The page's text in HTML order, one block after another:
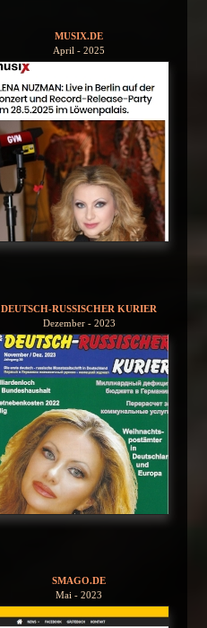
MUSIX.DE
April - 2025
DEUTSCH-RUSSISCHER KURIER
Dezember - 2023
SMAGO.DE
Mai - 2023